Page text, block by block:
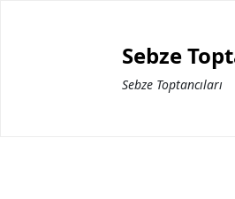
Sebze
Sebze Toptancıları